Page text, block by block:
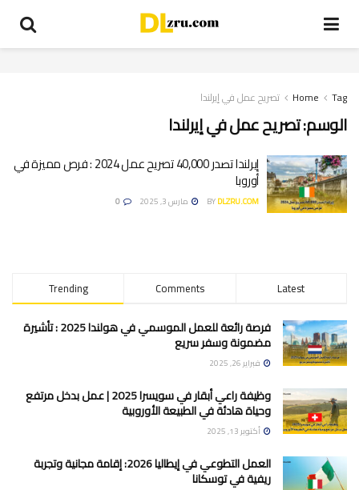
Home Tag تصريح عمل في إيرلندا
الوسم:تصريح عمل في إيرلندا
إيرلندا تصدر 40,000 تصريح عمل 2024 : فرص مميزة في
أوروبا
BYDLZRU.COM مارس 3, 2025
Trending Comments Latest
فرصة رائعة للعمل الموسمي في هولندا 2025 : تأشيرة
مضمونة وسفر سريع
فبراير 26, 2025
وظيفة راعي أبقار في سويسرا 2025 | عمل بدخل مرتفع
وحياة هادئة في الطبيعة الأوروبية
أكتوبر 13, 2025
العمل التطوعي في إيطاليا 2026: إقامة مجانية وتجربة
ريفية في توسكانا